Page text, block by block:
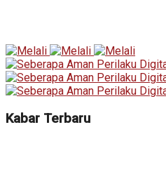
Kabar Terbaru